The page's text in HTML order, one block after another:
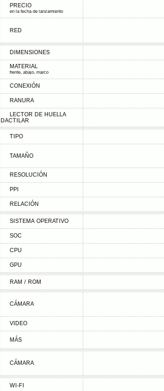
PRECIO
en la fecha de lanzamiento
RED
DIMENSIONES
MATERIAL
frente, abajo, marco
CONEXIÓN
RANURA
LECTOR DE HUELLA
DACTILAR
TIPO
TAMAÑO
RESOLUCIÓN
PPI
RELACIÓN
SISTEMA OPERATIVO
SOC
CPU
GPU
RAM / ROM
CÁMARA
VIDEO
MÁS
CÁMARA
WI-FI